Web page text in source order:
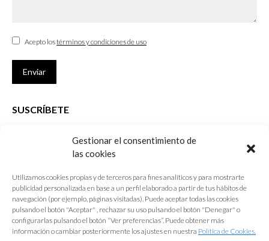
Gestionar el consentimiento de
las cookies
Utilizamos cookies propias y de terceros para fines analíticos y para mostrarte
publicidad personalizada en base a un perfil elaborado a partir de tus hábitos de
navegación (por ejemplo, páginas visitadas). Puede aceptar todas las cookies
pulsando el botón "Aceptar" , rechazar su uso pulsando el botón "Denegar" o
configurarlas pulsando el botón “Ver preferencias”. Puede obtener más
información o cambiar posteriormente los ajustes en nuestra Política de Cookies.
Acepto lostérminos y condiciones de uso
Enviar
SUSCRÍBETE
que desarrolla el Colegio de Arquitectos de Cádiz
E-mail *
Acepto lostérminos y condiciones de uso